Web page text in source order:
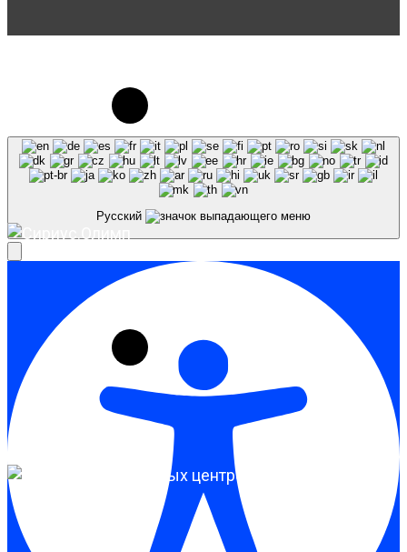
использовании материалов сайта galaktika64.ru
ссылка на источник обязательна.
Русский